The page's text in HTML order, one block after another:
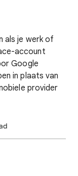
als je werk of
account
Google
in plaats van
provider